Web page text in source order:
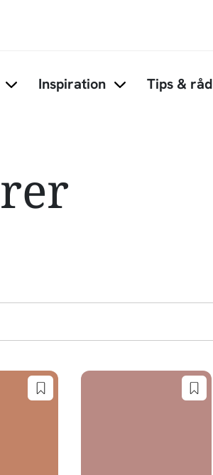
Inspiration Tips & råd